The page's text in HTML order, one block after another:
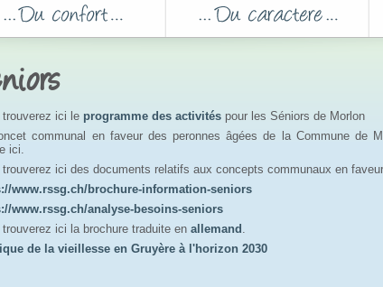
trouverez ici le programme des activités pour les Séniors de Morlon
communal en faveur des peronnes âgées de la Commune de
ici.
trouverez ici des documents relatifs aux concepts communaux en
www.rssg.ch/brochure-information-seniors
www.rssg.ch/analyse-besoins-seniors
trouverez ici la brochure traduite en allemand .
de la vieillesse en Gruyère à l'horizon 2030